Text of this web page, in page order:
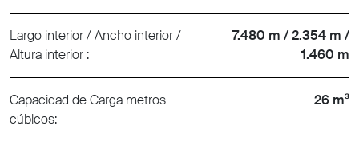
Largo interior / Ancho interior /
Altura interior :
7.480 m / 2.354 m /
1.460 m
Capacidad de Carga metros
cúbicos:
26 m³